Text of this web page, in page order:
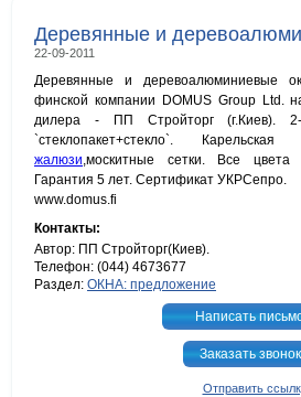
Деревянные и
22-09-2011
Деревянные и деревоалюминиевые
финской компании DOMUS Group Ltd.
дилера - ПП Стройторг (г.Киев). 2-
`стеклопакет+стекло`. Карельская
жалюзи,москитные сетки. Все
Гарантия 5 лет. Сертификат УКРСепро.
www.domus.fi
Контакты:
Автор: ПП Стройторг(Киев).
Телефон: (044) 4673677
Раздел: ОКНА: предложение
Написать
Заказать звонок
Отправить